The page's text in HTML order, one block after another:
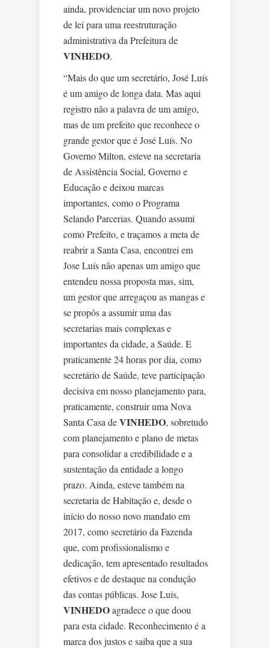
ainda, providenciar um novo projeto
de lei para uma reestruturação
administrativa da Prefeitura de
VINHEDO.
“Mais do que um secretário, José Luís
é um amigo de longa data. Mas aqui
registro não a palavra de um amigo,
mas de um prefeito que reconhece o
grande gestor que é José Luís. No
Governo Milton, esteve na secretaria
de Assistência Social, Governo e
Educação e deixou marcas
importantes, como o Programa
Selando Parcerias. Quando assumi
como Prefeito, e traçamos a meta de
reabrir a Santa Casa, encontrei em
Jose Luís não apenas um amigo que
entendeu nossa proposta mas, sim,
um gestor que arregaçou as mangas e
se propôs a assumir uma das
secretarias mais complexas e
importantes da cidade, a Saúde. E
praticamente 24 horas por dia, como
secretário de Saúde, teve participação
decisiva em nosso planejamento para,
praticamente, construir uma Nova
Santa Casa deVINHEDO, sobretudo
com planejamento e plano de metas
para consolidar a credibilidade e a
sustentação da entidade a longo
prazo. Ainda, esteve também na
secretaria de Habitação e, desde o
início do nosso novo mandato em
2017, como secretário da Fazenda
que, com profissionalismo e
dedicação, tem apresentado resultados
efetivos e de destaque na condução
das contas públicas. Jose Luis,
VINHEDOagradece o que doou
para esta cidade. Reconhecimento é a
marca dos justos e saiba que a sua